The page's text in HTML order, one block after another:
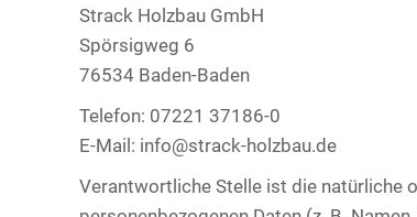
Strack Holzbau GmbH
Spörsigweg 6
76534 Baden-Baden
Telefon: 07221 37186-0
E-Mail: info@strack-holzbau.de
Verantwortliche Stelle ist die natürliche